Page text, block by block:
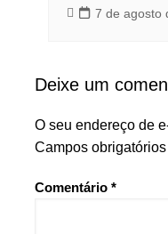
7 de agosto
Deixe um
O seu endereço de
Campos
Comentário *